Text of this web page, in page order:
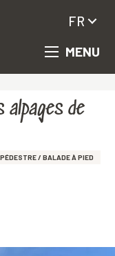
MENU
FR
alpages de
/ BALADE À PIED